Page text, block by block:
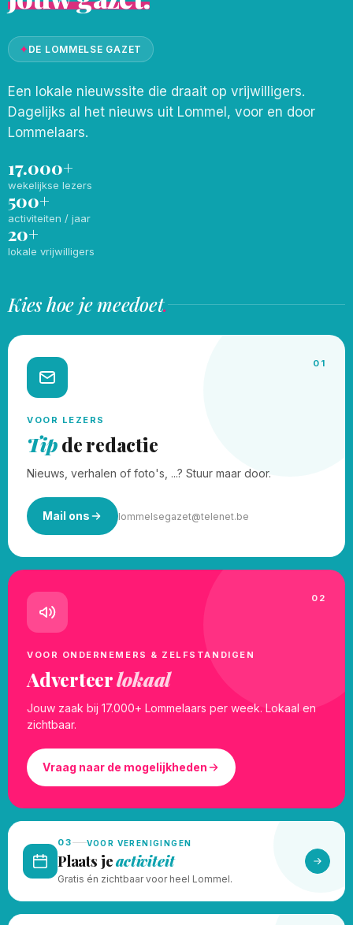
✦DE LOMMELSE GAZET
Een lokale nieuwssite die draait op vrijwilligers.
Dagelijks al het nieuws uit Lommel, voor en door
Lommelaars.
17.000+
wekelijkse lezers
500+
activiteiten / jaar
20+
lokale vrijwilligers
Kies hoe je meedoet.
01
VOOR LEZERS
Tipde redactie
Nieuws, verhalen of foto's, ...? Stuur maar door.
Mail ons lommelsegazet@telenet.be
02
VOOR ONDERNEMERS & ZELFSTANDIGEN
Adverteerlokaal
Jouw zaak bij 17.000+ Lommelaars per week. Lokaal en
zichtbaar.
Vraag naar de mogelijkheden
03 VOOR VERENIGINGEN
Plaats jeactiviteit
Gratis én zichtbaar voor heel Lommel.